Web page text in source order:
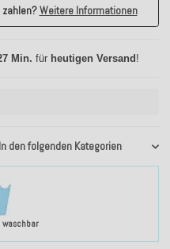
In den folgenden Kategorien
Weitere Informationen
Min. für heutigen Versand!